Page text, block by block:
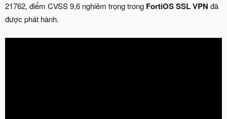
21762, điểm CVSS 9,6 nghiêm trọng trong FortiOS SSL VPN đã
được phát hành.